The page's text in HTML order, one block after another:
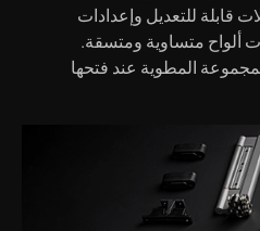
قابلة للتعديل وإعدادات
ألواح متساوية ومتسقة.
المطوية عند فتحها